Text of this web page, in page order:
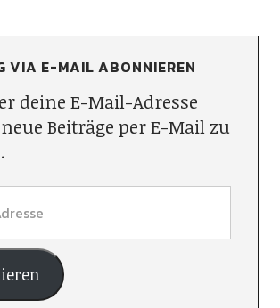
VIA E-MAIL ABONNIEREN
deine E-Mail-Adresse
Beiträge per E-Mail zu